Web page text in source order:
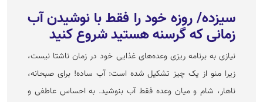
سیزده/ روزه خود را فقط با نوشیدن آب
زمانی که گرسنه هستید شروع کنید
نیازی به برنامه ریزی وعده‌های غذایی خود در زمان ناشتا نیست،
زیرا منو از یک چیز تشکیل شده است: آب ساده! برای صبحانه،
ناهار، شام و میان وعده فقط آب بنوشید. به احساس عاطفی و